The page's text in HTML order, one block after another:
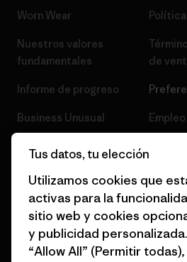
Worn Wear
Nuestros valores
fundamentales
Informe de progreso
Business Unusual
Objetivos climáticos
1% for the Planet
Cómo financiamos
Tarjetas regalo
de
Empleo
del
Mapa
Tus datos, tu elección
Utilizamos cookies que
activas para la
sitio web y cookies
y publicidad
“Allow All” (Permitir